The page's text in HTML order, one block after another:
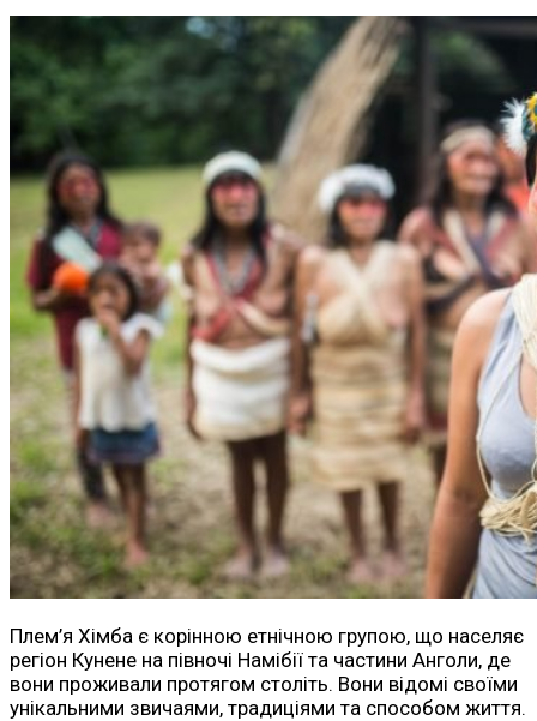
Плем’я Хімба є корінною етнічною групою, що населяє
регіон Кунене на півночі Намібії та частини Анголи, де
вони проживали протягом століть. Вони відомі своїми
унікальними звичаями, традиціями та способом життя.